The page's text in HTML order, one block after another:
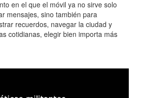
en el que el móvil ya no sirve solo
mensajes, sino también para
recuerdos, navegar la ciudad y
cotidianas, elegir bien importa más